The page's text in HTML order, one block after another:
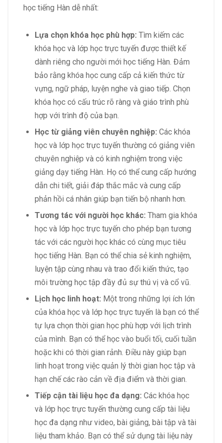
học tiếng Hàn dễ nhất:
Lựa chọn khóa học phù hợp: Tìm kiếm các
khóa học và lớp học trực tuyến được thiết kế
dành riêng cho người mới học tiếng Hàn. Đảm
bảo rằng khóa học cung cấp cả kiến thức từ
vựng, ngữ pháp, luyện nghe và giao tiếp. Chọn
khóa học có cấu trúc rõ ràng và giáo trình phù
hợp với trình độ của bạn.
Học từ giảng viên chuyên nghiệp: Các khóa
học và lớp học trực tuyến thường có giảng viên
chuyên nghiệp và có kinh nghiệm trong việc
giảng dạy tiếng Hàn. Họ có thể cung cấp hướng
dẫn chi tiết, giải đáp thắc mắc và cung cấp
phản hồi cá nhân giúp bạn tiến bộ nhanh hơn.
Tương tác với người học khác: Tham gia khóa
học và lớp học trực tuyến cho phép bạn tương
tác với các người học khác có cùng mục tiêu
học tiếng Hàn. Bạn có thể chia sẻ kinh nghiệm,
luyện tập cùng nhau và trao đổi kiến thức, tạo
môi trường học tập đầy đủ sự thú vị và cổ vũ.
Lịch học linh hoạt: Một trong những lợi ích lớn
của khóa học và lớp học trực tuyến là bạn có thể
tự lựa chọn thời gian học phù hợp với lịch trình
của mình. Bạn có thể học vào buổi tối, cuối tuần
hoặc khi có thời gian rảnh. Điều này giúp bạn
linh hoạt trong việc quản lý thời gian học tập và
hạn chế các rào cản về địa điểm và thời gian.
Tiếp cận tài liệu học đa dạng: Các khóa học
và lớp học trực tuyến thường cung cấp tài liệu
học đa dạng như video, bài giảng, bài tập và tài
liệu tham khảo. Bạn có thể sử dụng tài liệu này